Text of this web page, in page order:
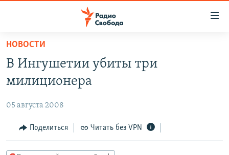
упрощенного
доступа
основному
Вернутся
главной
ПОДКАСТЫ
АВТОРСКИЕ ПРОЕКТЫ
ЦИТАТЫ СВОБОДЫ
МНЕНИЯ
НОВОСТИ
В Ингушетии убиты три
милиционера
05 августа 2008
Поделиться Читать без VPN